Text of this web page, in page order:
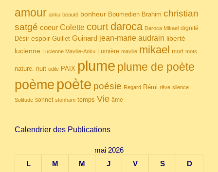
amour anku beauté bonheur Boumedien Brahim christian
satgé coeur Colette court daroca Daroca Mikael dignité
Désir espoir Guillet Guinard jean-marie audrain liberté
lucienne Lucienne Maville-Anku Lumière maville mikael mort mots
nature. nuit odile PAIX plume plume de poète
poème poète poésie Regard Rémi rêve silence
Solitude sonnet stonham temps Vie âme
Calendrier des Publications
mai 2026
L
M M J V S D